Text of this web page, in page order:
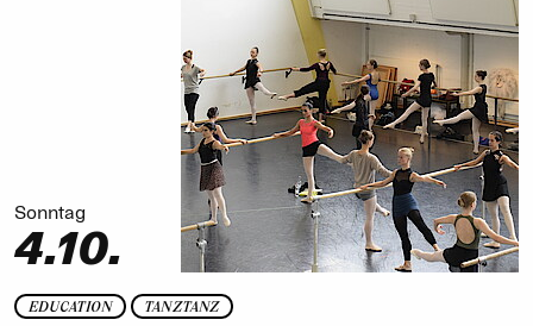
EDUCATION TANZTANZ
Sonntag
4.10.